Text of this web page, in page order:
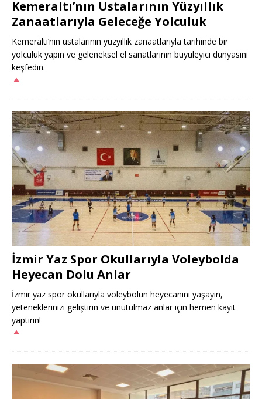
Kemeraltı’nın Ustalarının Yüzyıllık
Zanaatlarıyla Geleceğe Yolculuk
Kemeraltı’nın ustalarının yüzyıllık zanaatlarıyla tarihinde bir
yolculuk yapın ve geleneksel el sanatlarının büyüleyici dünyasını
keşfedin.
İzmir Yaz Spor Okullarıyla Voleybolda
Heyecan Dolu Anlar
İzmir yaz spor okullarıyla voleybolun heyecanını yaşayın,
yeteneklerinizi geliştirin ve unutulmaz anlar için hemen kayıt
yaptırın!